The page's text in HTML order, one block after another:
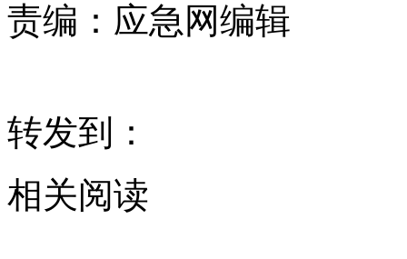
责编： 应急网编辑
转发到：
相关阅读